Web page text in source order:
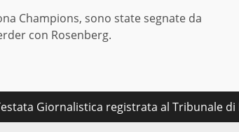
Champions, sono state segnate da
con Rosenberg.
Giornalistica registrata al Tribunale di